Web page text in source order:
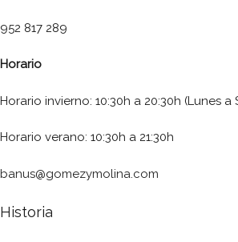
952 817 289
Horario
Horario invierno: 10:30h a 20:30h (Lunes a
Horario verano: 10:30h a 21:30h
banus@gomezymolina.com
Historia